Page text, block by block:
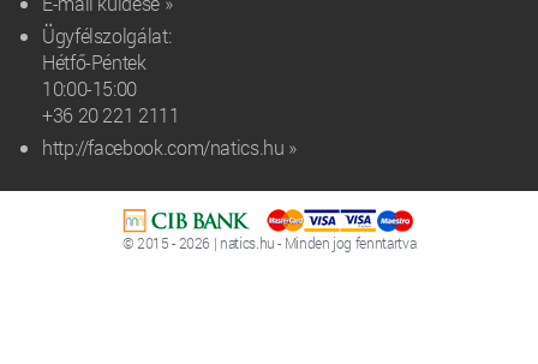
Ügyfélszolgálat:
Hétfő-Péntek
10:00-15:00
+36 20 221 2111‬
http://facebook.com/natics.hu »
© 2015 - 2026 | natics.hu - Minden jog fenntartva